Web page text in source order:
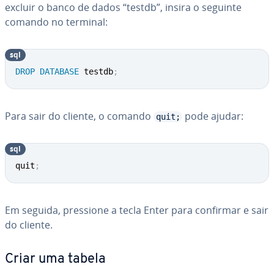
excluir o banco de dados “testdb”, insira o seguinte
comando no terminal:
DROP DATABASE testdb;
sql
Para sair do cliente, o comando quit; pode ajudar:
quit ;
sql
Em seguida, pressione a tecla Enter para confirmar e sair
do cliente.
Criar uma tabela